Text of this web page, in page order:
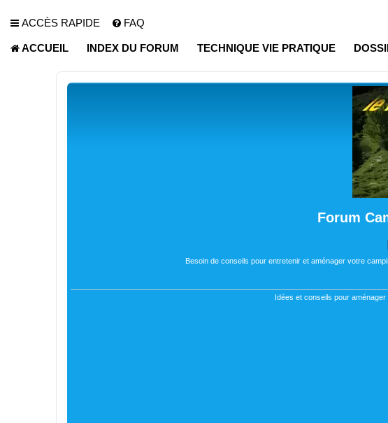
ACCÈS RAPIDE FAQ
ACCUEIL INDEX DU FORUM TECHNIQUE VIE PRATIQUE
Forum
Besoin de conseils pour entretenir et aménager votre
Idées et conseils pour